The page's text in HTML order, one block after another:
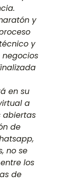
y
y
en su
a
abiertas
de
no se
los
de